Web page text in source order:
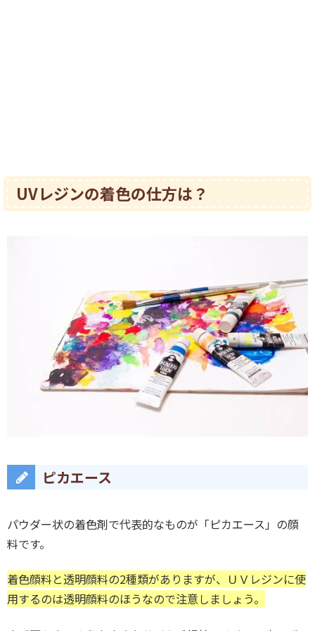
UVレジンの着色の仕方は？
ピカエース
パウダー状の着色剤で代表的なものが「ピカエース」の顔
料です。
着色顔料と透明顔料の2種類がありますが、ＵＶレジンに使
用するのは透明顔料のほうなので注意しましょう。